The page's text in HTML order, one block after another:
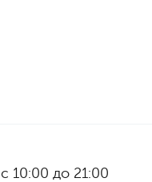
с 10:00 до 21:00